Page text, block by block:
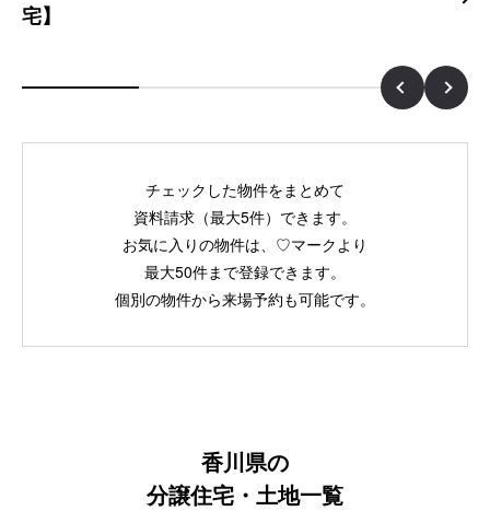
宅】
チェックした物件をまとめて
資料請求（最大5件）できます。
お気に入りの物件は、♡マークより
最大50件まで登録できます。
個別の物件から来場予約も可能です。
香川県の
分譲住宅・土地一覧